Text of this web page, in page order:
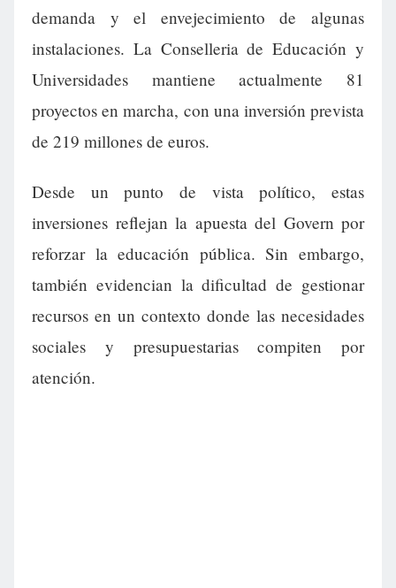
demanda y el envejecimiento de algunas
instalaciones. La Conselleria de Educación y
Universidades mantiene actualmente 81
proyectos en marcha, con una inversión prevista
de 219 millones de euros.
Desde un punto de vista político, estas
inversiones reflejan la apuesta del Govern por
reforzar la educación pública. Sin embargo,
también evidencian la dificultad de gestionar
recursos en un contexto donde las necesidades
sociales y presupuestarias compiten por
atención.